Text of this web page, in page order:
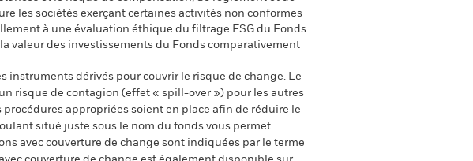
les sociétés exerçant certaines activités non conformes
à une évaluation éthique du filtrage ESG du Fonds
valeur des investissements du Fonds comparativement
instruments dérivés pour couvrir le risque de change. Le
risque de contagion (effet « spill-over ») pour les autres
appropriées soient en place afin de réduire le
situé juste sous le nom du fonds vous permet
avec couverture de change sont indiquées par le terme